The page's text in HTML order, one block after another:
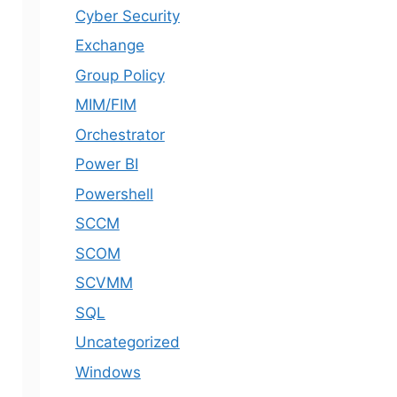
Cyber Security
Exchange
Group Policy
MIM/FIM
Orchestrator
Power BI
Powershell
SCCM
SCOM
SCVMM
SQL
Uncategorized
Windows